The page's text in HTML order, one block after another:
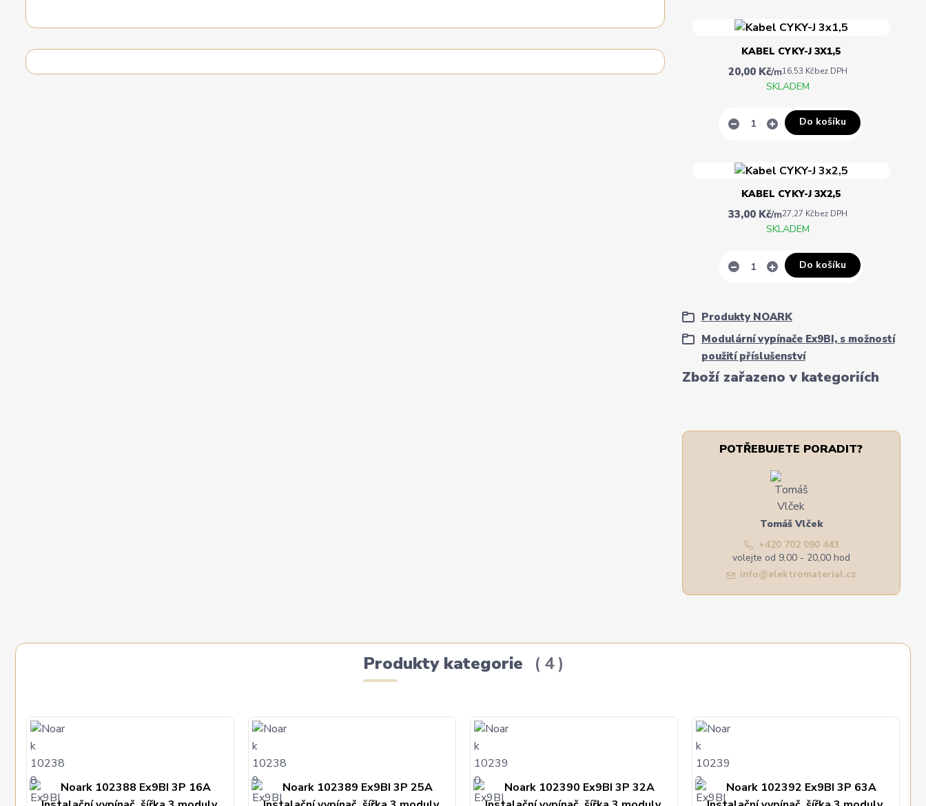
Zboží zařazeno v kategoriích
Produkty NOARK
Modulární vypínače Ex9BI, s možností
použití příslušenství
KABEL CYKY-J 3X1,5
20,00 Kč/m16,53 Kčbez DPH
SKLADEM
Do košíku
KABEL CYKY-J 3X2,5
33,00 Kč/m27,27 Kčbez DPH
SKLADEM
Do košíku
POTŘEBUJETE PORADIT?
Tomáš Vlček
+420 702 090 443
volejte od 9,00 - 20,00 hod
info@elektromaterial.cz
Produkty kategorie 4